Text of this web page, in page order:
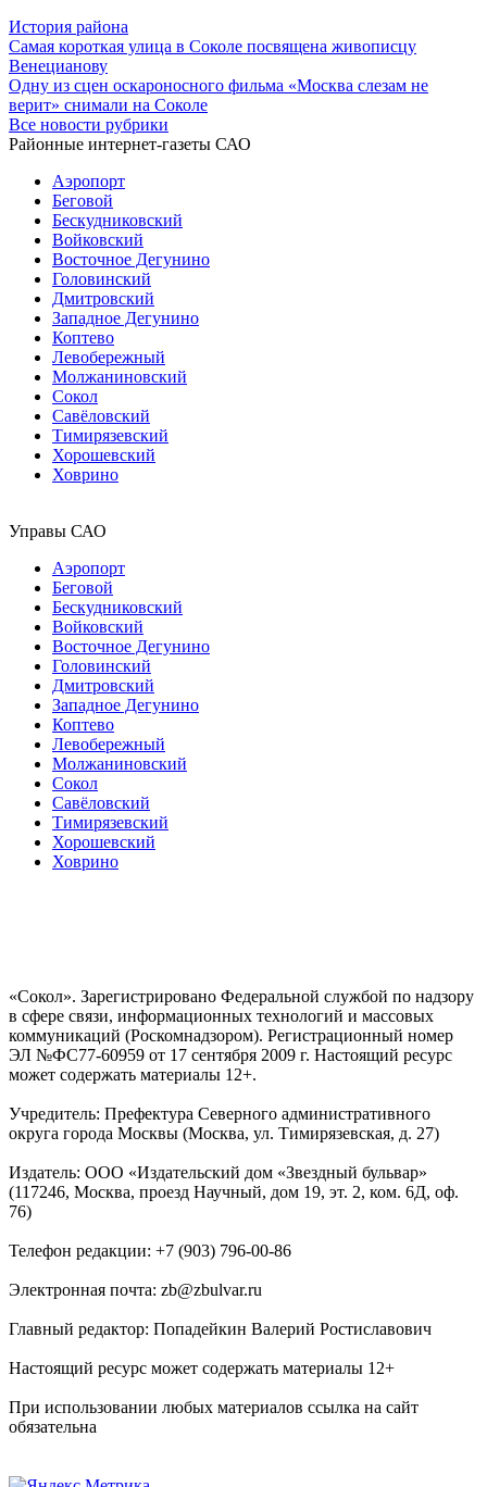
История района
Самая короткая улица в Соколе посвящена живописцу
Венецианову
Одну из сцен оскароносного фильма «Москва слезам не
верит» снимали на Соколе
Все новости рубрики
Районные интернет-газеты САО
Аэропорт
Беговой
Бескудниковский
Войковский
Восточное Дегунино
Головинский
Дмитровский
Западное Дегунино
Коптево
Левобережный
Молжаниновский
Сокол
Савёловский
Тимирязевский
Хорошевский
Ховрино
Управы САО
Аэропорт
Беговой
Бескудниковский
Войковский
Восточное Дегунино
Головинский
Дмитровский
Западное Дегунино
Коптево
Левобережный
Молжаниновский
Сокол
Савёловский
Тимирязевский
Хорошевский
Ховрино
«Сокол». Зарегистрировано Федеральной службой по надзору
в сфере связи, информационных технологий и массовых
коммуникаций (Роскомнадзором). Регистрационный номер
ЭЛ №ФС77-60959 от 17 сентября 2009 г. Настоящий ресурс
может содержать материалы 12+.
Учредитель: Префектура Северного административного
округа города Москвы (Москва, ул. Тимирязевская, д. 27)
Издатель: ООО «Издательский дом «Звездный бульвар»
(117246, Москва, проезд Научный, дом 19, эт. 2, ком. 6Д, оф.
76)
Телефон редакции: +7 (903) 796-00-86
Электронная почта: zb@zbulvar.ru
Главный редактор: Попадейкин Валерий Ростиславович
Настоящий ресурс может содержать материалы 12+
При использовании любых материалов ссылка на сайт
обязательна